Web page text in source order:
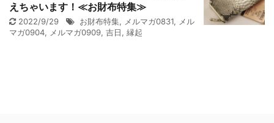
えちゃいます！≪お財布特集≫
2022/9/29 お財布特集, メルマガ0831, メル
マガ0904, メルマガ0909, 吉日, 縁起